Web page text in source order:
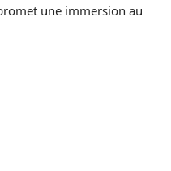
une immersion au